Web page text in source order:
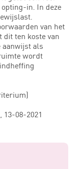
in. In deze
van het
ten koste van
aanwijst als
wordt
08-2021